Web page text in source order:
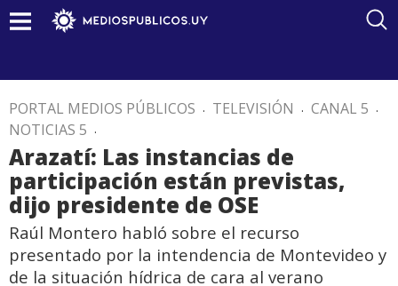
PORTAL MEDIOS PÚBLICOS . TELEVISIÓN . CANAL 5 .
NOTICIAS 5 .
Arazatí: Las instancias de
participación están previstas,
dijo presidente de OSE
Raúl Montero habló sobre el recurso
presentado por la intendencia de Montevideo y
de la situación hídrica de cara al verano